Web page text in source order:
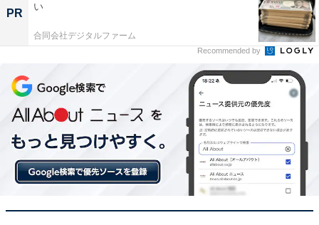
退職金の制度が変更した事によって今の仕事を5年以上続けようと思います
か？
この、退職金制度の変更により、「5年以上続けようと
思う」と回答した人は60.14%と若干の増加、「5年以上
続けようか悩んでいる」が15.49％でした。
PR
い
合同会社デジタルファーム
Recommended by